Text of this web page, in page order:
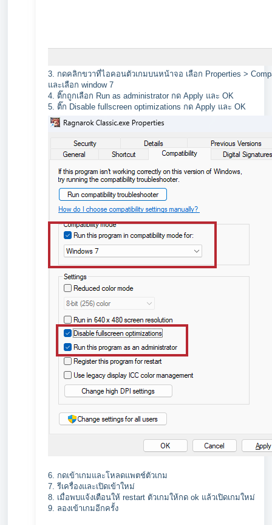
3. กดคลิกขวาที่ไอคอนตัวเกมบนหน้าจอ เลือก Properties >
และเลือก window 7
4. ติ๊กถูกเลือก Run as administrator กด Apply และ OK
5. ติ๊ก Disable fullscreen optimizations กด Apply และ OK
6. กดเข้าเกมและโหลดแพตช์ตัวเกม
7. รีเครื่องและเปิดเข้าใหม่
8. เมื่อพบแจ้งเตือนให้ restart ตัวเกมให้กด ok แล้วเปิดเกมใหม่
9. ลองเข้าเกมอีกครั้ง